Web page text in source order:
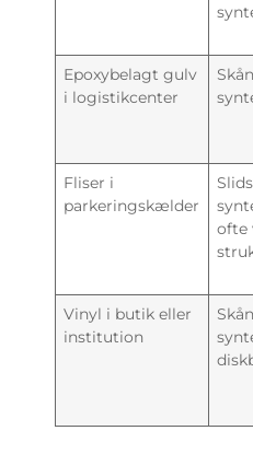
Epoxybelagt gulv
i logistikcenter
Fliser i
parkeringskælder
ofte
Vinyl i butik eller
institution